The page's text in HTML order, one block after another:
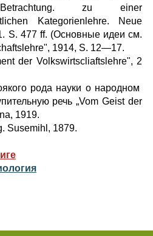
Betrachtung. zu einer
Kategorienlehre. Neue
S. 477 ff. (Основные идеи см.
1914, S. 12—17.
der Volkswirtscliaftslehre", 2
рода науки о народном
речь „Vom Geist der
1919.
Susemihl, 1879.